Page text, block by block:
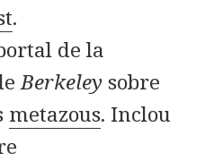
.
de la
Berkeleysobre
metazous. Inclou